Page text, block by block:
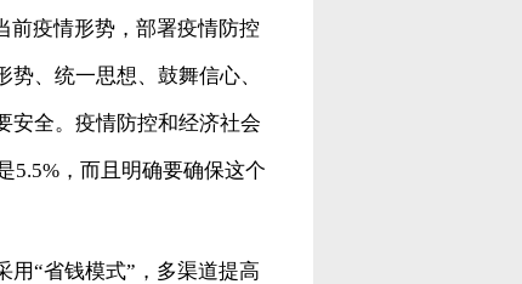
前疫情形势，部署疫情防控
、统一思想、鼓舞信心、
安全。疫情防控和经济社会
5.5%，而且明确要确保这个
用“省钱模式”，多渠道提高